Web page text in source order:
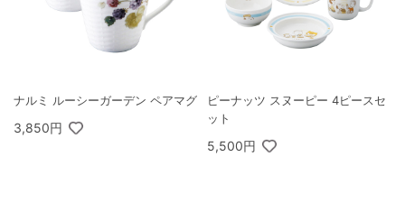
ナルミ ルーシーガーデン ペアマグ
3,850円
ピーナッツ スヌーピー 4ピースセ
ット
5,500円